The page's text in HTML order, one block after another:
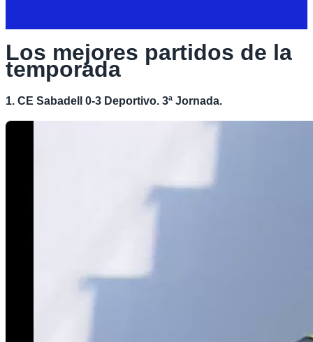
Los mejores partidos de la
temporada
1. CE Sabadell 0-3 Deportivo. 3ª Jornada.